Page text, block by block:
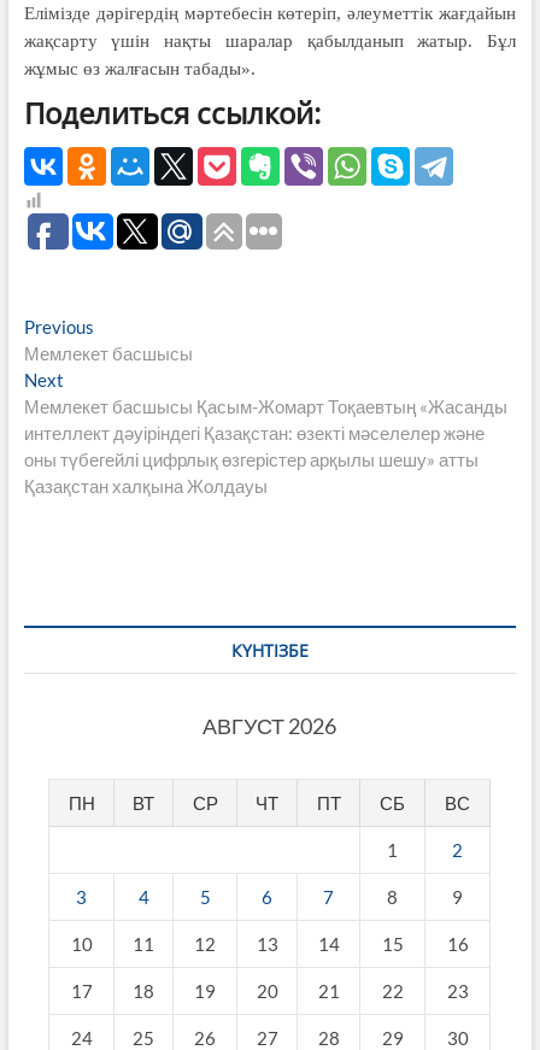
Елімізде дәрігердің мәртебесін көтеріп, әлеуметтік жағдайын
жақсарту үшін нақты шаралар қабылданып жатыр. Бұл
жұмыс өз жалғасын табады».
Поделиться ссылкой:
Навигация
по
записям
PreviousPrevious
post:
Мемлекет басшысы
NextNext
post:
Мемлекет басшысы Қасым-Жомарт Тоқаевтың «Жасанды
интеллект дәуіріндегі Қазақстан: өзекті мәселелер және
оны түбегейлі цифрлық өзгерістер арқылы шешу» атты
Қазақстан халқына Жолдауы
КҮНТІЗБЕ
АВГУСТ 2026
ПН ВТ СР ЧТ ПТ СБ ВС
1 2
3 4 5 6 7 8 9
10 11 12 13 14 15 16
17 18 19 20 21 22 23
24 25 26 27 28 29 30